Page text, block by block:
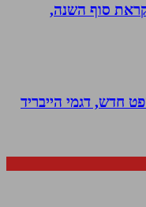
סוף השנה,